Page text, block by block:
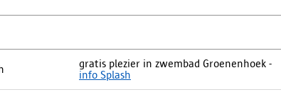
gratis plezier in zwembad Groenenhoek -
info Splash